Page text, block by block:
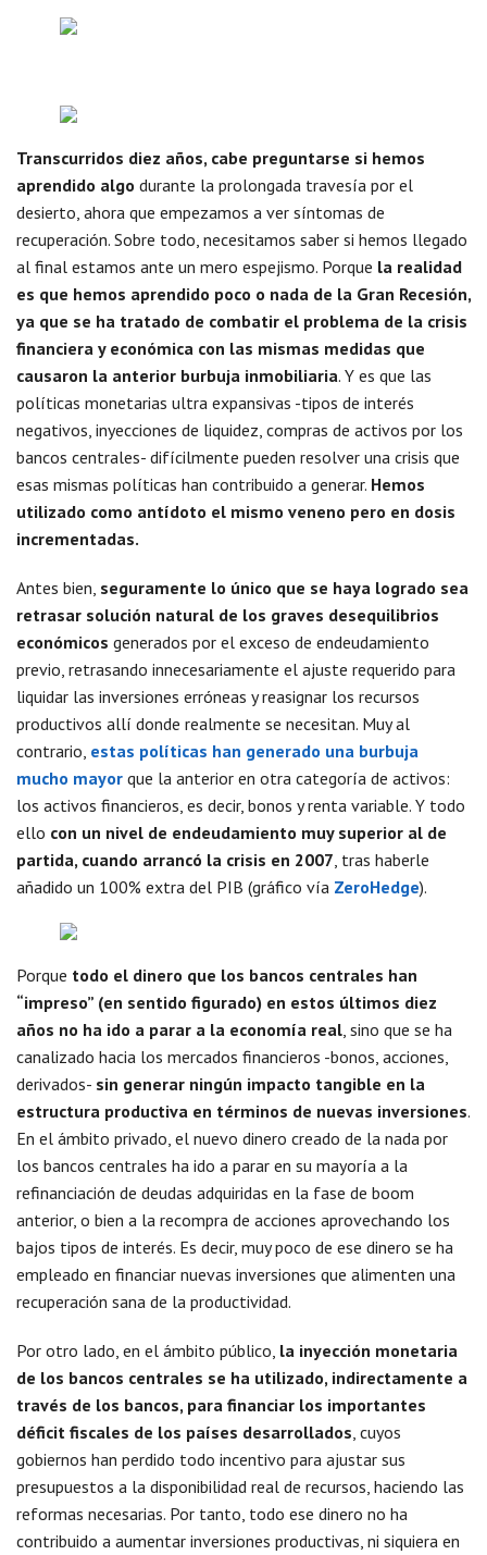
Transcurridos diez años, cabe preguntarse si hemos
aprendido algo durante la prolongada travesía por el
desierto, ahora que empezamos a ver síntomas de
recuperación. Sobre todo, necesitamos saber si hemos llegado
al final estamos ante un mero espejismo. Porque la realidad
es que hemos aprendido poco o nada de la Gran Recesión,
ya que se ha tratado de combatir el problema de la crisis
financiera y económica con las mismas medidas que
causaron la anterior burbuja inmobiliaria. Y es que las
políticas monetarias ultra expansivas -tipos de interés
negativos, inyecciones de liquidez, compras de activos por los
bancos centrales- difícilmente pueden resolver una crisis que
esas mismas políticas han contribuido a generar. Hemos
utilizado como antídoto el mismo veneno pero en dosis
incrementadas.
Antes bien, seguramente lo único que se haya logrado sea
retrasar solución natural de los graves desequilibrios
económicos generados por el exceso de endeudamiento
previo, retrasando innecesariamente el ajuste requerido para
liquidar las inversiones erróneas y reasignar los recursos
productivos allí donde realmente se necesitan. Muy al
contrario, estas políticas han generado una burbuja
mucho mayor que la anterior en otra categoría de activos:
los activos financieros, es decir, bonos y renta variable. Y todo
ello con un nivel de endeudamiento muy superior al de
partida, cuando arrancó la crisis en 2007, tras haberle
añadido un 100% extra del PIB (gráfico vía ZeroHedge).
Porque todo el dinero que los bancos centrales han
“impreso” (en sentido figurado) en estos últimos diez
años no ha ido a parar a la economía real, sino que se ha
canalizado hacia los mercados financieros -bonos, acciones,
derivados- sin generar ningún impacto tangible en la
estructura productiva en términos de nuevas inversiones.
En el ámbito privado, el nuevo dinero creado de la nada por
los bancos centrales ha ido a parar en su mayoría a la
refinanciación de deudas adquiridas en la fase de boom
anterior, o bien a la recompra de acciones aprovechando los
bajos tipos de interés. Es decir, muy poco de ese dinero se ha
empleado en financiar nuevas inversiones que alimenten una
recuperación sana de la productividad.
Por otro lado, en el ámbito público, la inyección monetaria
de los bancos centrales se ha utilizado, indirectamente a
través de los bancos, para financiar los importantes
déficit fiscales de los países desarrollados, cuyos
gobiernos han perdido todo incentivo para ajustar sus
presupuestos a la disponibilidad real de recursos, haciendo las
reformas necesarias. Por tanto, todo ese dinero no ha
contribuido a aumentar inversiones productivas, ni siquiera en